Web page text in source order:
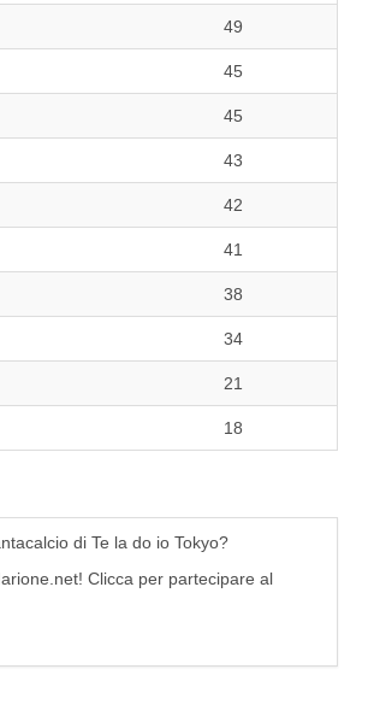
49
45
45
43
42
41
38
34
21
18
di Te la do io Tokyo?
Clicca per partecipare al